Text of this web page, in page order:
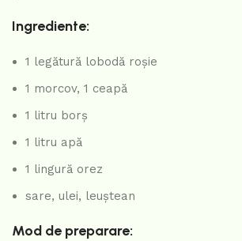
Ingrediente:
1 legătură lobodă roșie
1 morcov, 1 ceapă
1 litru borș
1 litru apă
1 lingură orez
sare, ulei, leuștean
Mod de preparare: